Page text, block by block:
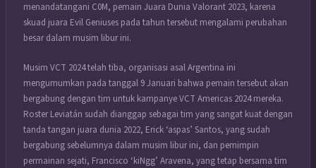
menandatangani C0M, pemain Juara Dunia Valorant 2023, karena
skuad juara Evil Geniuses pada tahun tersebut mengalami perubahan
besar dalam musim libur ini.
Musim VCT 2024 telah tiba, organisasi asal Argentina ini
mengumumkan pada tanggal 9 Januari bahwa pemain tersebut akan
bergabung dengan tim untuk kampanye VCT Americas 2024 mereka.
Roster Leviatán sudah dianggap sebagai tim yang sangat kuat dengan
tanda tangan juara dunia 2022, Erick ‘aspas’ Santos, yang sudah
bergabung sebelumnya dalam musim libur ini, dan pemimpin
permainan sejati, Francisco ‘kiNgg’ Aravena, yang tetap bersama tim